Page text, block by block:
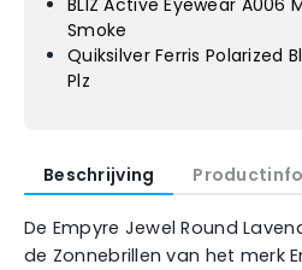
BLIZ Active Eyewear A006
Smoke
Quiksilver Ferris Polarized
Plz
Beschrijving
De Empyre Jewel Round
de Zonnebrillen van het merk